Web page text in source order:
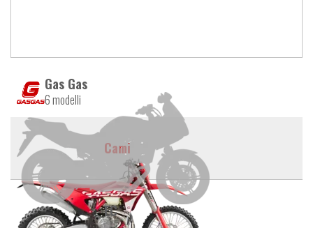
Gas Gas
6 modelli
Cami
EC